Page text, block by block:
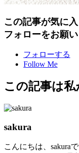
この記事が気に
フォローをお願い
フォローする
Follow Me
この記事は私
sakura
こんにちは、sakura